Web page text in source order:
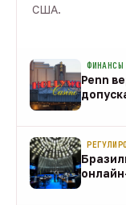
США.
ФИНАНСЫ
Penn